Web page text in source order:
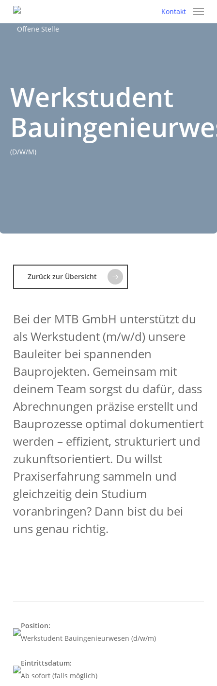
Kontakt
Offene Stelle
Werkstudent
(D/W/M)
Zurück zur Übersicht
Bei der MTB GmbH unterstützt du
als Werkstudent (m/w/d) unsere
Bauleiter bei spannenden
Bauprojekten. Gemeinsam mit
deinem Team sorgst du dafür, dass
Abrechnungen präzise erstellt und
Bauprozesse optimal dokumentiert
werden – effizient, strukturiert und
zukunftsorientiert. Du willst
Praxiserfahrung sammeln und
gleichzeitig dein Studium
voranbringen? Dann bist du bei
uns genau richtig.
Position:
Werkstudent Bauingenieurwesen (d/w/m)
Eintrittsdatum:
Ab sofort (falls möglich)